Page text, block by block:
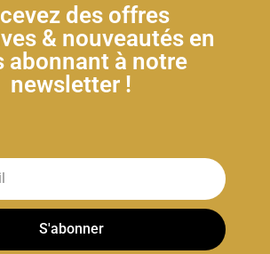
des offres
& nouveautés en
abonnant à notre
newsletter !
S'abonner